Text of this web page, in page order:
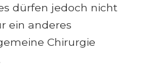
dürfen jedoch nicht
ein anderes
Chirurgie